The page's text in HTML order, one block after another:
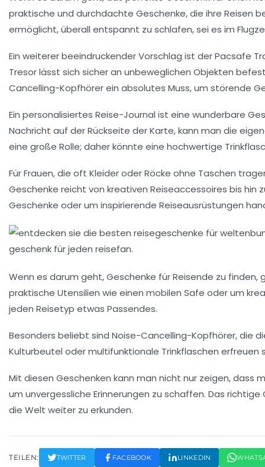
praktische und durchdachte Geschenke, die ihre Reisen
ermöglicht, überall entspannt zu schlafen, sei es im
Ein weiterer beeindruckender Vorschlag ist derPacsafe
Tresor lässt sich sicher an unbeweglichen Objekten
Cancelling-Kopfhörerein absolutes Muss, um störende
Ein personalisiertes Reise-Journal ist eine wunderbare
Nachricht auf der Rückseite der Karte, kann man die
eine große Rolle; daher könnte eine hochwertige
Für Frauen, die oft Kleider oder Röcke ohne Taschen
Geschenke reicht von kreativen Reiseaccessoires bis hin
Geschenke oder um inspirierende Reiseausrüstungen
Wenn es darum geht,Geschenke für Reisende zu finden,
praktische Utensilien wie einen mobilen Safe oder um
jeden Reisetyp etwas Passendes.
Besonders beliebt sind Noise-Cancelling-Kopfhörer, die
Kulturbeutel oder multifunktionale Trinkflaschen erfreuen
Mit diesen Geschenken kann man nicht nur zeigen,
um unvergessliche Erinnerungen zu schaffen. Das
die Welt weiter zu erkunden.
TEILEN: TWITTER FACEBOOK LINKEDIN